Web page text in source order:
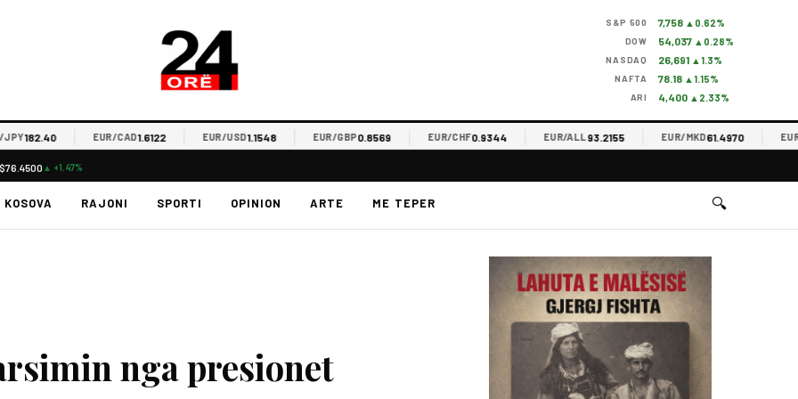
S&P 500 7,758 ▲0.62%
DOW 54,037 ▲0.28%
NASDAQ 26,691 ▲1.3%
NAFTA 78.18 ▲1.15%
ARI 4,400 ▲2.33%
182.40 EUR/CAD1.6122 EUR/USD1.1548 EUR/GBP0.8569 EUR/CHF0.9344 EUR/ALL93.2155 EUR/MKD61.4970 EUR/
$76.4500 ▲ +1.47%
KOSOVA RAJONI SPORTI OPINION ARTE ME TEPER 🔍
nga presionet